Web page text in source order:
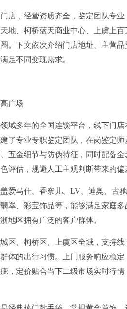
店，经营资质齐全，鉴定团队专
地、柯桥蓝天商业中心、上虞上
。下文依次介绍门店地址、主营
足不同变现需求。
广场
域多年的全国连锁平台，线下门
了专业专职鉴定团队，在岗鉴定
五金细节与防伪特征，同时配备
评估，规避人工主观判断带来的偏
爱马仕、香奈儿、LV、迪奥、古
翠、彩宝饰品等，能够满足家庭
地区拥有广泛的客户群体。
区、柯桥区、上虞区全域，支持
体的出行习惯。上门服务响应稳
，定价贴合当下二级市场实时行